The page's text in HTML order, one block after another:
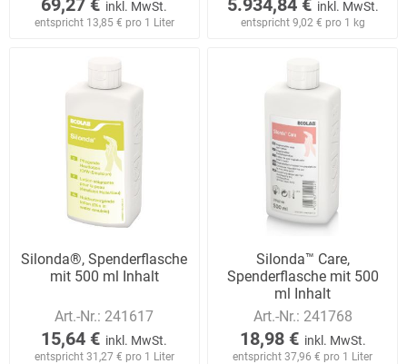
69,27 € inkl. MwSt.
entspricht 13,85 € pro 1 Liter
5.934,84 € inkl. MwSt.
entspricht 9,02 € pro 1 kg
Silonda®, Spenderflasche
mit 500 ml Inhalt
Art.-Nr.: 241617
15,64 € inkl. MwSt.
entspricht 31,27 € pro 1 Liter
Silonda™ Care,
Spenderflasche mit 500
ml Inhalt
Art.-Nr.: 241768
18,98 € inkl. MwSt.
entspricht 37,96 € pro 1 Liter